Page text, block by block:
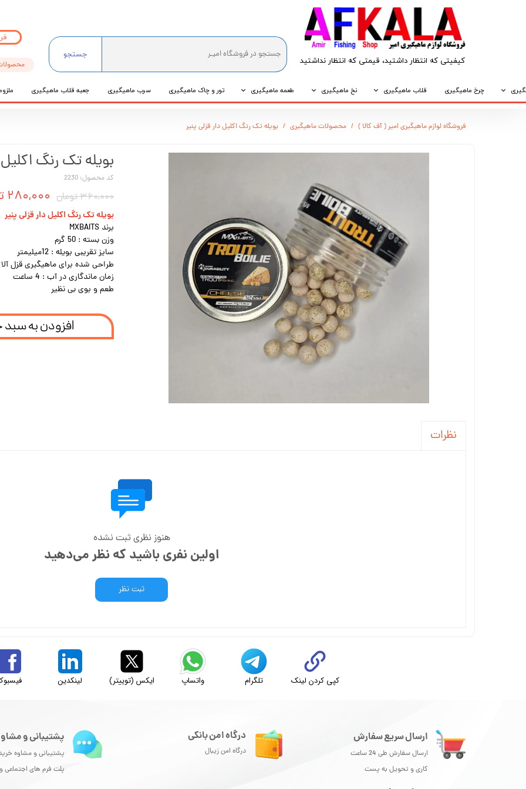
کیفیتی که انتظار داشتید، قیمتی که انتظار نداشتید​​​​​​​
جستجو
چرخ ماهیگیری قلاب ماهیگیری نخ ماهیگیری طعمه ماهیگیری تور و چاک ماهیگیری سرب ماهیگیری جعبه قلاب ماهیگیری
فروشگاه لوازم ماهیگیری امیر ( آف کالا ) محصولات ماهیگیری بویله تک رنگ اکلیل دار قزلی پنیر
بویله تک رنگ اکلیل
کد محصول: 2230
۳۶۰,۰۰۰ تومان ۲۸۰,۰۰۰ تومان
بویله تک رنگ اکلیل دار قزلی پنیر
برند MXBAITS
وزن بسته : 50 گرم
سایز تقریبی بویله : 12میلیمتر
طراحی شده برای ماهیگیری قزل آلا
زمان ماندگاری در آب : 4 ساعت
طعم و بوی بی نظیر
افزودن به
نظرات
هنوز نظری ثبت نشده
اولین نفری باشید که نظر می‌دهید
ثبت نظر
کپی کردن لینک تلگرام واتساپ ایکس (توییتر) لینکدین
ارسال سریع سفارش
ارسال سفارش طی 24 ساعت
کاری و تحویل به پست
درگاه امن بانکی
درگاه امن زیبال
پشتیبانی و
پشتیبانی و مشاوه
پلت فرم های